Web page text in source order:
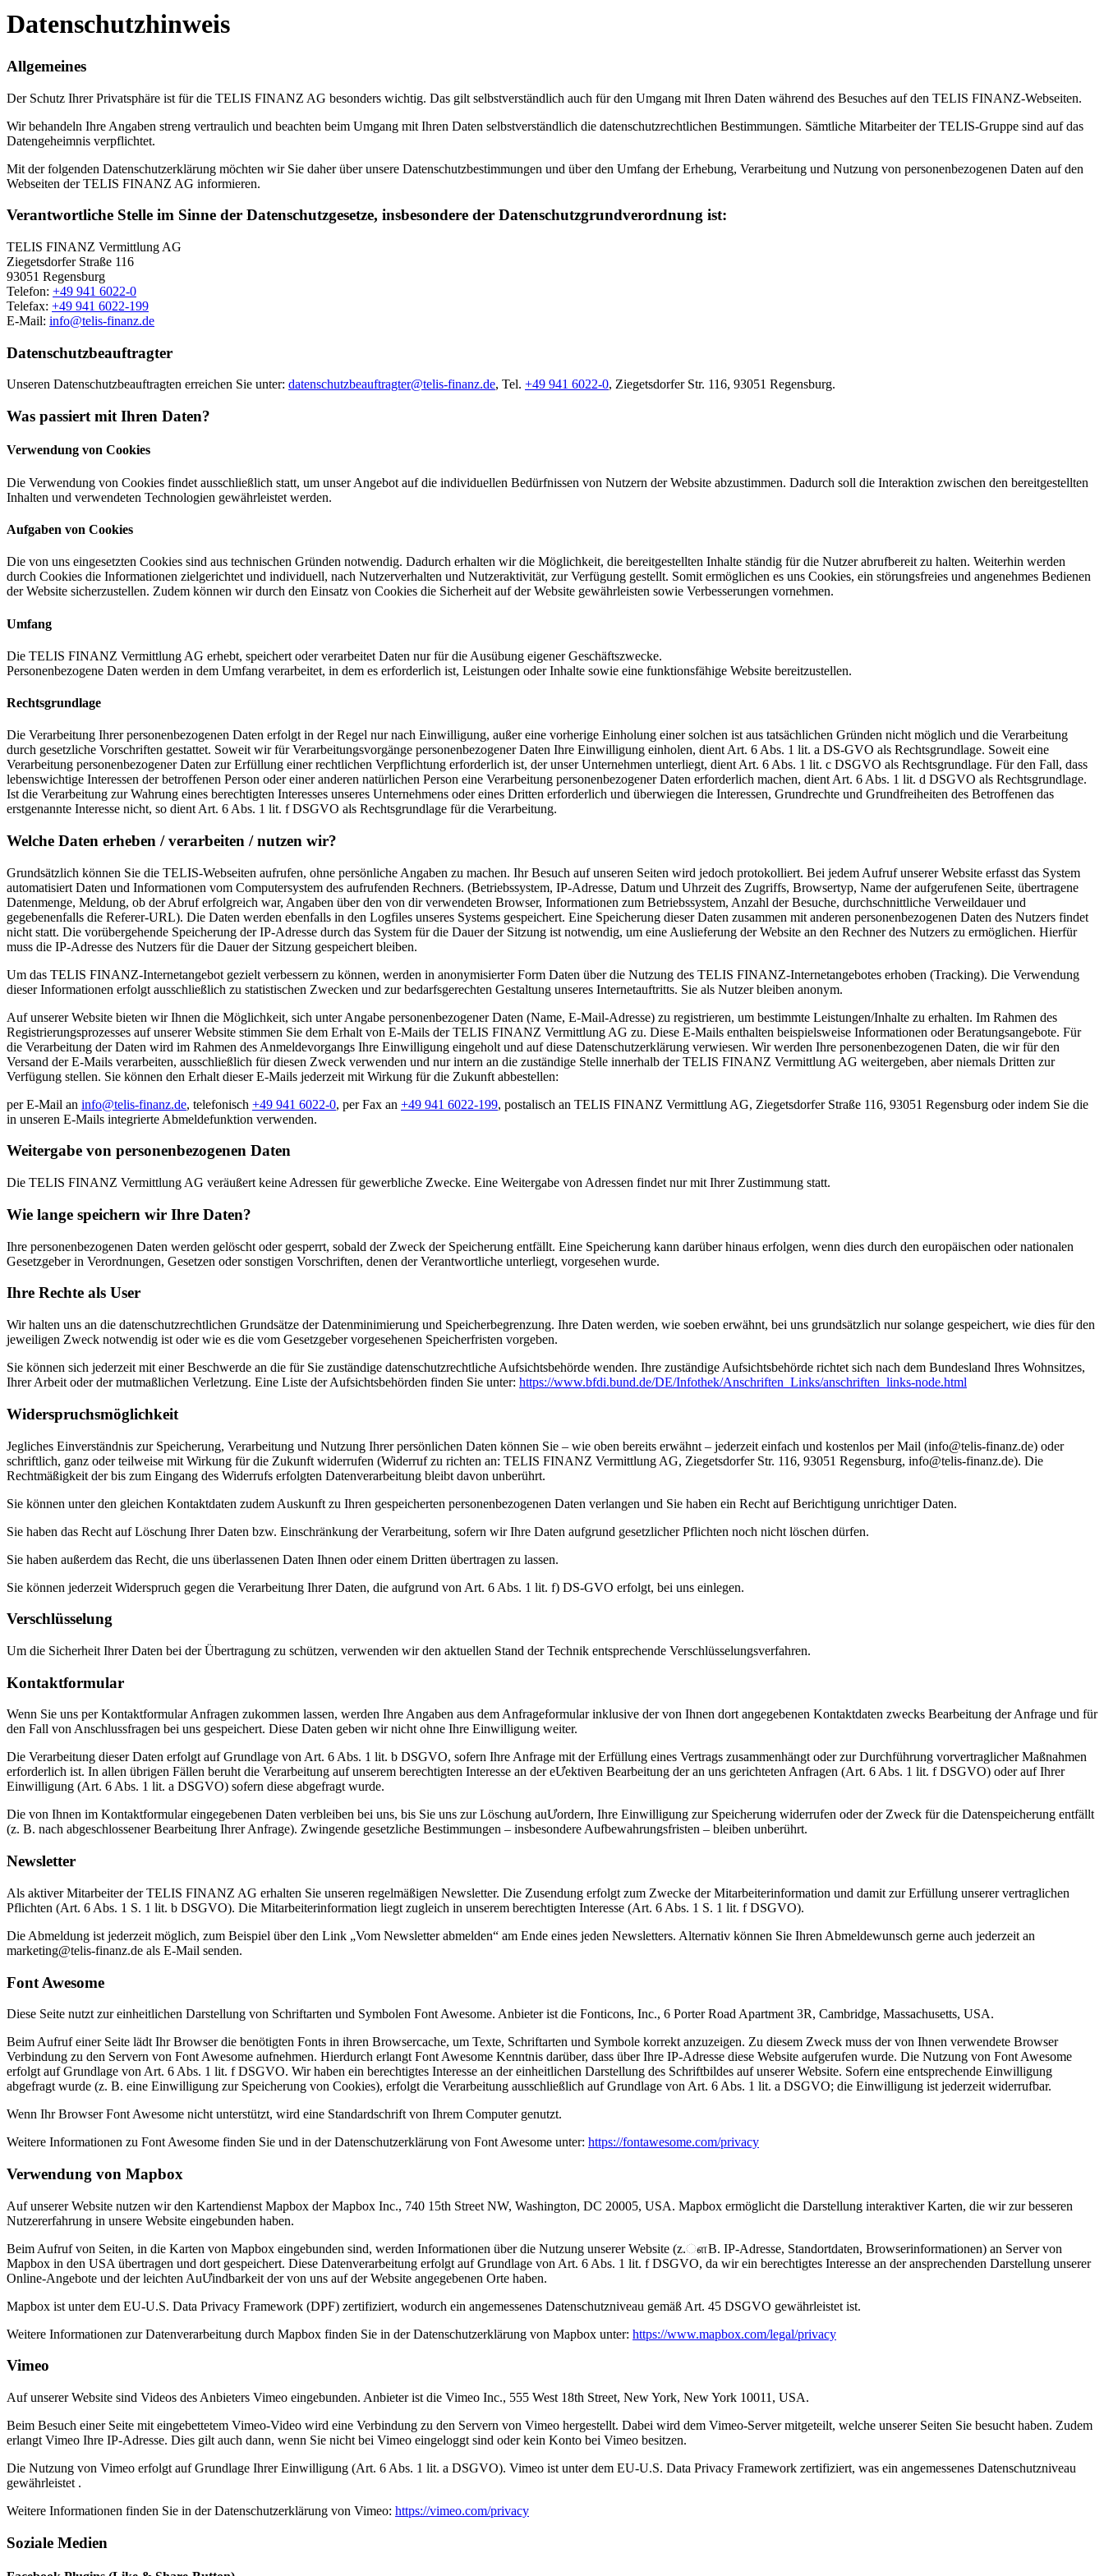
Datenschutzhinweis
Allgemeines
Der Schutz Ihrer Privatsphäre ist für die TELIS FINANZ AG besonders wichtig. Das gilt selbstverständlich auch für den Umgang mit Ihren Daten während des Besuches auf den TELIS FINANZ-Webseiten.
Wir behandeln Ihre Angaben streng vertraulich und beachten beim Umgang mit Ihren Daten selbstverständlich die datenschutzrechtlichen Bestimmungen. Sämtliche Mitarbeiter der TELIS-Gruppe sind auf das
Datengeheimnis verpflichtet.
Mit der folgenden Datenschutzerklärung möchten wir Sie daher über unsere Datenschutzbestimmungen und über den Umfang der Erhebung, Verarbeitung und Nutzung von personenbezogenen Daten auf den
Webseiten der TELIS FINANZ AG informieren.
Verantwortliche Stelle im Sinne der Datenschutzgesetze, insbesondere der Datenschutzgrundverordnung ist:
TELIS FINANZ Vermittlung AG
Ziegetsdorfer Straße 116
93051 Regensburg
Telefon: +49 941 6022-0
Telefax: +49 941 6022-199
E-Mail: info@telis-finanz.de
Datenschutzbeauftragter
Unseren Datenschutzbeauftragten erreichen Sie unter: datenschutzbeauftragter@telis-finanz.de, Tel. +49 941 6022-0, Ziegetsdorfer Str. 116, 93051 Regensburg.
Was passiert mit Ihren Daten?
Verwendung von Cookies
Die Verwendung von Cookies findet ausschließlich statt, um unser Angebot auf die individuellen Bedürfnissen von Nutzern der Website abzustimmen. Dadurch soll die Interaktion zwischen den bereitgestellten
Inhalten und verwendeten Technologien gewährleistet werden.
Aufgaben von Cookies
Die von uns eingesetzten Cookies sind aus technischen Gründen notwendig. Dadurch erhalten wir die Möglichkeit, die bereitgestellten Inhalte ständig für die Nutzer abrufbereit zu halten. Weiterhin werden
durch Cookies die Informationen zielgerichtet und individuell, nach Nutzerverhalten und Nutzeraktivität, zur Verfügung gestellt. Somit ermöglichen es uns Cookies, ein störungsfreies und angenehmes Bedienen
der Website sicherzustellen. Zudem können wir durch den Einsatz von Cookies die Sicherheit auf der Website gewährleisten sowie Verbesserungen vornehmen.
Umfang
Die TELIS FINANZ Vermittlung AG erhebt, speichert oder verarbeitet Daten nur für die Ausübung eigener Geschäftszwecke.
Personenbezogene Daten werden in dem Umfang verarbeitet, in dem es erforderlich ist, Leistungen oder Inhalte sowie eine funktionsfähige Website bereitzustellen.
Rechtsgrundlage
Die Verarbeitung Ihrer personenbezogenen Daten erfolgt in der Regel nur nach Einwilligung, außer eine vorherige Einholung einer solchen ist aus tatsächlichen Gründen nicht möglich und die Verarbeitung
durch gesetzliche Vorschriften gestattet. Soweit wir für Verarbeitungsvorgänge personenbezogener Daten Ihre Einwilligung einholen, dient Art. 6 Abs. 1 lit. a DS-GVO als Rechtsgrundlage. Soweit eine
Verarbeitung personenbezogener Daten zur Erfüllung einer rechtlichen Verpflichtung erforderlich ist, der unser Unternehmen unterliegt, dient Art. 6 Abs. 1 lit. c DSGVO als Rechtsgrundlage. Für den Fall, dass
lebenswichtige Interessen der betroffenen Person oder einer anderen natürlichen Person eine Verarbeitung personenbezogener Daten erforderlich machen, dient Art. 6 Abs. 1 lit. d DSGVO als Rechtsgrundlage.
Ist die Verarbeitung zur Wahrung eines berechtigten Interesses unseres Unternehmens oder eines Dritten erforderlich und überwiegen die Interessen, Grundrechte und Grundfreiheiten des Betroffenen das
erstgenannte Interesse nicht, so dient Art. 6 Abs. 1 lit. f DSGVO als Rechtsgrundlage für die Verarbeitung.
Welche Daten erheben / verarbeiten / nutzen wir?
Grundsätzlich können Sie die TELIS-Webseiten aufrufen, ohne persönliche Angaben zu machen. Ihr Besuch auf unseren Seiten wird jedoch protokolliert. Bei jedem Aufruf unserer Website erfasst das System
automatisiert Daten und Informationen vom Computersystem des aufrufenden Rechners. (Betriebssystem, IP-Adresse, Datum und Uhrzeit des Zugriffs, Browsertyp, Name der aufgerufenen Seite, übertragene
Datenmenge, Meldung, ob der Abruf erfolgreich war, Angaben über den von dir verwendeten Browser, Informationen zum Betriebssystem, Anzahl der Besuche, durchschnittliche Verweildauer und
gegebenenfalls die Referer-URL). Die Daten werden ebenfalls in den Logfiles unseres Systems gespeichert. Eine Speicherung dieser Daten zusammen mit anderen personenbezogenen Daten des Nutzers findet
nicht statt. Die vorübergehende Speicherung der IP-Adresse durch das System für die Dauer der Sitzung ist notwendig, um eine Auslieferung der Website an den Rechner des Nutzers zu ermöglichen. Hierfür
muss die IP-Adresse des Nutzers für die Dauer der Sitzung gespeichert bleiben.
Um das TELIS FINANZ-Internetangebot gezielt verbessern zu können, werden in anonymisierter Form Daten über die Nutzung des TELIS FINANZ-Internetangebotes erhoben (Tracking). Die Verwendung
dieser Informationen erfolgt ausschließlich zu statistischen Zwecken und zur bedarfsgerechten Gestaltung unseres Internetauftritts. Sie als Nutzer bleiben anonym.
Auf unserer Website bieten wir Ihnen die Möglichkeit, sich unter Angabe personenbezogener Daten (Name, E-Mail-Adresse) zu registrieren, um bestimmte Leistungen/Inhalte zu erhalten. Im Rahmen des
Registrierungsprozesses auf unserer Website stimmen Sie dem Erhalt von E-Mails der TELIS FINANZ Vermittlung AG zu. Diese E-Mails enthalten beispielsweise Informationen oder Beratungsangebote. Für
die Verarbeitung der Daten wird im Rahmen des Anmeldevorgangs Ihre Einwilligung eingeholt und auf diese Datenschutzerklärung verwiesen. Wir werden Ihre personenbezogenen Daten, die wir für den
Versand der E-Mails verarbeiten, ausschließlich für diesen Zweck verwenden und nur intern an die zuständige Stelle innerhalb der TELIS FINANZ Vermittlung AG weitergeben, aber niemals Dritten zur
Verfügung stellen. Sie können den Erhalt dieser E-Mails jederzeit mit Wirkung für die Zukunft abbestellen:
per E-Mail an info@telis-finanz.de, telefonisch +49 941 6022-0, per Fax an +49 941 6022-199, postalisch an TELIS FINANZ Vermittlung AG, Ziegetsdorfer Straße 116, 93051 Regensburg oder indem Sie die
in unseren E-Mails integrierte Abmeldefunktion verwenden.
Weitergabe von personenbezogenen Daten
Die TELIS FINANZ Vermittlung AG veräußert keine Adressen für gewerbliche Zwecke. Eine Weitergabe von Adressen findet nur mit Ihrer Zustimmung statt.
Wie lange speichern wir Ihre Daten?
Ihre personenbezogenen Daten werden gelöscht oder gesperrt, sobald der Zweck der Speicherung entfällt. Eine Speicherung kann darüber hinaus erfolgen, wenn dies durch den europäischen oder nationalen
Gesetzgeber in Verordnungen, Gesetzen oder sonstigen Vorschriften, denen der Verantwortliche unterliegt, vorgesehen wurde.
Ihre Rechte als User
Wir halten uns an die datenschutzrechtlichen Grundsätze der Datenminimierung und Speicherbegrenzung. Ihre Daten werden, wie soeben erwähnt, bei uns grundsätzlich nur solange gespeichert, wie dies für den
jeweiligen Zweck notwendig ist oder wie es die vom Gesetzgeber vorgesehenen Speicherfristen vorgeben.
Sie können sich jederzeit mit einer Beschwerde an die für Sie zuständige datenschutzrechtliche Aufsichtsbehörde wenden. Ihre zuständige Aufsichtsbehörde richtet sich nach dem Bundesland Ihres Wohnsitzes,
Ihrer Arbeit oder der mutmaßlichen Verletzung. Eine Liste der Aufsichtsbehörden finden Sie unter: https://www.bfdi.bund.de/DE/Infothek/Anschriften_Links/anschriften_links-node.html
Widerspruchsmöglichkeit
Jegliches Einverständnis zur Speicherung, Verarbeitung und Nutzung Ihrer persönlichen Daten können Sie – wie oben bereits erwähnt – jederzeit einfach und kostenlos per Mail (info@telis-finanz.de) oder
schriftlich, ganz oder teilweise mit Wirkung für die Zukunft widerrufen (Widerruf zu richten an: TELIS FINANZ Vermittlung AG, Ziegetsdorfer Str. 116, 93051 Regensburg, info@telis-finanz.de). Die
Rechtmäßigkeit der bis zum Eingang des Widerrufs erfolgten Datenverarbeitung bleibt davon unberührt.
Sie können unter den gleichen Kontaktdaten zudem Auskunft zu Ihren gespeicherten personenbezogenen Daten verlangen und Sie haben ein Recht auf Berichtigung unrichtiger Daten.
Sie haben das Recht auf Löschung Ihrer Daten bzw. Einschränkung der Verarbeitung, sofern wir Ihre Daten aufgrund gesetzlicher Pflichten noch nicht löschen dürfen.
Sie haben außerdem das Recht, die uns überlassenen Daten Ihnen oder einem Dritten übertragen zu lassen.
Sie können jederzeit Widerspruch gegen die Verarbeitung Ihrer Daten, die aufgrund von Art. 6 Abs. 1 lit. f) DS-GVO erfolgt, bei uns einlegen.
Verschlüsselung
Um die Sicherheit Ihrer Daten bei der Übertragung zu schützen, verwenden wir den aktuellen Stand der Technik entsprechende Verschlüsselungsverfahren.
Kontaktformular
Wenn Sie uns per Kontaktformular Anfragen zukommen lassen, werden Ihre Angaben aus dem Anfrageformular inklusive der von Ihnen dort angegebenen Kontaktdaten zwecks Bearbeitung der Anfrage und für
den Fall von Anschlussfragen bei uns gespeichert. Diese Daten geben wir nicht ohne Ihre Einwilligung weiter.
Die Verarbeitung dieser Daten erfolgt auf Grundlage von Art. 6 Abs. 1 lit. b DSGVO, sofern Ihre Anfrage mit der Erfüllung eines Vertrags zusammenhängt oder zur Durchführung vorvertraglicher Maßnahmen
erforderlich ist. In allen übrigen Fällen beruht die Verarbeitung auf unserem berechtigten Interesse an der eƯektiven Bearbeitung der an uns gerichteten Anfragen (Art. 6 Abs. 1 lit. f DSGVO) oder auf Ihrer
Einwilligung (Art. 6 Abs. 1 lit. a DSGVO) sofern diese abgefragt wurde.
Die von Ihnen im Kontaktformular eingegebenen Daten verbleiben bei uns, bis Sie uns zur Löschung auƯordern, Ihre Einwilligung zur Speicherung widerrufen oder der Zweck für die Datenspeicherung entfällt
(z. B. nach abgeschlossener Bearbeitung Ihrer Anfrage). Zwingende gesetzliche Bestimmungen – insbesondere Aufbewahrungsfristen – bleiben unberührt.
Newsletter
Als aktiver Mitarbeiter der TELIS FINANZ AG erhalten Sie unseren regelmäßigen Newsletter. Die Zusendung erfolgt zum Zwecke der Mitarbeiterinformation und damit zur Erfüllung unserer vertraglichen
Pflichten (Art. 6 Abs. 1 S. 1 lit. b DSGVO). Die Mitarbeiterinformation liegt zugleich in unserem berechtigten Interesse (Art. 6 Abs. 1 S. 1 lit. f DSGVO).
Die Abmeldung ist jederzeit möglich, zum Beispiel über den Link „Vom Newsletter abmelden“ am Ende eines jeden Newsletters. Alternativ können Sie Ihren Abmeldewunsch gerne auch jederzeit an
marketing@telis-finanz.de als E-Mail senden.
Font Awesome
Diese Seite nutzt zur einheitlichen Darstellung von Schriftarten und Symbolen Font Awesome. Anbieter ist die Fonticons, Inc., 6 Porter Road Apartment 3R, Cambridge, Massachusetts, USA.
Beim Aufruf einer Seite lädt Ihr Browser die benötigten Fonts in ihren Browsercache, um Texte, Schriftarten und Symbole korrekt anzuzeigen. Zu diesem Zweck muss der von Ihnen verwendete Browser
Verbindung zu den Servern von Font Awesome aufnehmen. Hierdurch erlangt Font Awesome Kenntnis darüber, dass über Ihre IP-Adresse diese Website aufgerufen wurde. Die Nutzung von Font Awesome
erfolgt auf Grundlage von Art. 6 Abs. 1 lit. f DSGVO. Wir haben ein berechtigtes Interesse an der einheitlichen Darstellung des Schriftbildes auf unserer Website. Sofern eine entsprechende Einwilligung
abgefragt wurde (z. B. eine Einwilligung zur Speicherung von Cookies), erfolgt die Verarbeitung ausschließlich auf Grundlage von Art. 6 Abs. 1 lit. a DSGVO; die Einwilligung ist jederzeit widerrufbar.
Wenn Ihr Browser Font Awesome nicht unterstützt, wird eine Standardschrift von Ihrem Computer genutzt.
Weitere Informationen zu Font Awesome finden Sie und in der Datenschutzerklärung von Font Awesome unter: https://fontawesome.com/privacy
Verwendung von Mapbox
Auf unserer Website nutzen wir den Kartendienst Mapbox der Mapbox Inc., 740 15th Street NW, Washington, DC 20005, USA. Mapbox ermöglicht die Darstellung interaktiver Karten, die wir zur besseren
Nutzererfahrung in unsere Website eingebunden haben.
Beim Aufruf von Seiten, in die Karten von Mapbox eingebunden sind, werden Informationen über die Nutzung unserer Website (z.ௗB. IP-Adresse, Standortdaten, Browserinformationen) an Server von
Mapbox in den USA übertragen und dort gespeichert. Diese Datenverarbeitung erfolgt auf Grundlage von Art. 6 Abs. 1 lit. f DSGVO, da wir ein berechtigtes Interesse an der ansprechenden Darstellung unserer
Online-Angebote und der leichten AuƯindbarkeit der von uns auf der Website angegebenen Orte haben.
Mapbox ist unter dem EU-U.S. Data Privacy Framework (DPF) zertifiziert, wodurch ein angemessenes Datenschutzniveau gemäß Art. 45 DSGVO gewährleistet ist.
Weitere Informationen zur Datenverarbeitung durch Mapbox finden Sie in der Datenschutzerklärung von Mapbox unter: https://www.mapbox.com/legal/privacy
Vimeo
Auf unserer Website sind Videos des Anbieters Vimeo eingebunden. Anbieter ist die Vimeo Inc., 555 West 18th Street, New York, New York 10011, USA.
Beim Besuch einer Seite mit eingebettetem Vimeo-Video wird eine Verbindung zu den Servern von Vimeo hergestellt. Dabei wird dem Vimeo-Server mitgeteilt, welche unserer Seiten Sie besucht haben. Zudem
erlangt Vimeo Ihre IP-Adresse. Dies gilt auch dann, wenn Sie nicht bei Vimeo eingeloggt sind oder kein Konto bei Vimeo besitzen.
Die Nutzung von Vimeo erfolgt auf Grundlage Ihrer Einwilligung (Art. 6 Abs. 1 lit. a DSGVO). Vimeo ist unter dem EU-U.S. Data Privacy Framework zertifiziert, was ein angemessenes Datenschutzniveau
gewährleistet .
Weitere Informationen finden Sie in der Datenschutzerklärung von Vimeo: https://vimeo.com/privacy
Soziale Medien